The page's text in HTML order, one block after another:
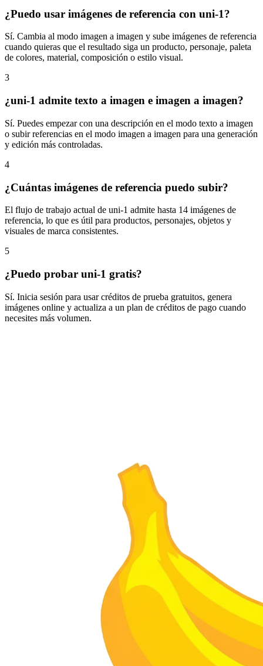
¿Puedo usar imágenes de referencia con uni-1?
Sí. Cambia al modo imagen a imagen y sube imágenes de referencia
cuando quieras que el resultado siga un producto, personaje, paleta
de colores, material, composición o estilo visual.
3
¿uni-1 admite texto a imagen e imagen a imagen?
Sí. Puedes empezar con una descripción en el modo texto a imagen
o subir referencias en el modo imagen a imagen para una generación
y edición más controladas.
4
¿Cuántas imágenes de referencia puedo subir?
El flujo de trabajo actual de uni-1 admite hasta 14 imágenes de
referencia, lo que es útil para productos, personajes, objetos y
visuales de marca consistentes.
5
¿Puedo probar uni-1 gratis?
Sí. Inicia sesión para usar créditos de prueba gratuitos, genera
imágenes online y actualiza a un plan de créditos de pago cuando
necesites más volumen.